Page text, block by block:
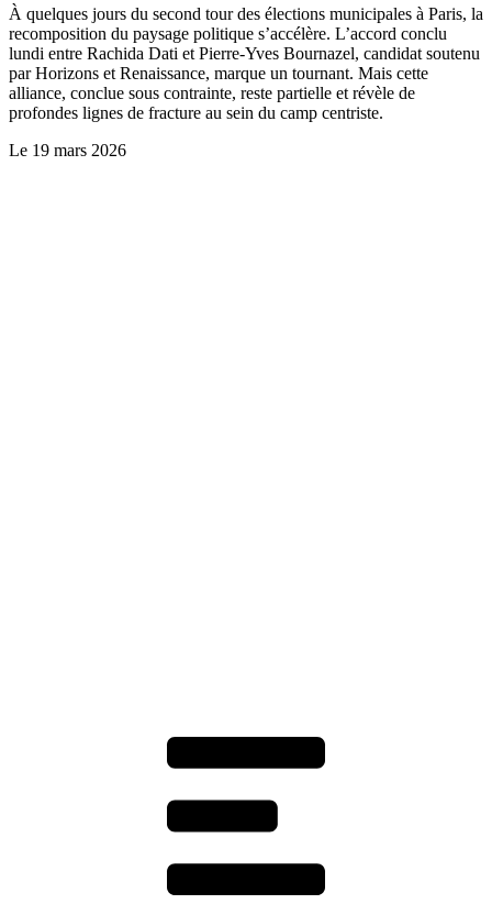
À quelques jours du second tour des élections municipales à Paris, la
recomposition du paysage politique s’accélère. L’accord conclu
lundi entre Rachida Dati et Pierre-Yves Bournazel, candidat soutenu
par Horizons et Renaissance, marque un tournant. Mais cette
alliance, conclue sous contrainte, reste partielle et révèle de
profondes lignes de fracture au sein du camp centriste.
Le 19 mars 2026